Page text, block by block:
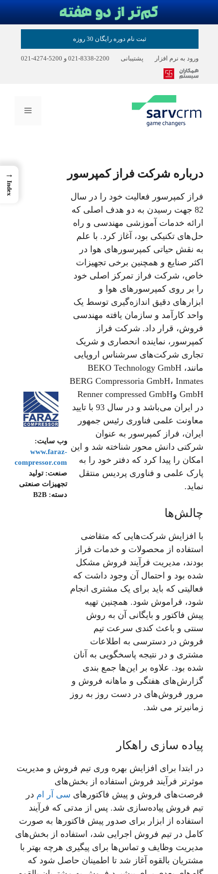
ثبت نام دوره رایگان 30 روزه
ورود به نرم افزار پشتیبانی 2200-8338-021 و 5200-4274-021
فهرست
درباره شرکت فراز کمپرسور
فراز کمپرسور فعالیت خود را در سال
82 جهت رسیدن به دو هدف اصلی که
ارائه خدمات آموزشی مهندسی و راه
حل‌های تکنیکی بود، آغاز کرد. با علم
به نقش حیاتی کمپرسورهای هوا در
اکثر صنایع و همچنین برخی تجهیزات
خاص، شرکت فراز تمرکز اصلی خود
را بر روی کمپرسورهای هوا و
ابزارهای دقیق اندازه‌گیری توسط یک
واحد کارآمد و سازمان یافته مهندسی
فروش، قرار داد. شرکت فراز
کمپرسور، نماینده انحصاری و شریک
تجاری شرکت‌های سرشناس اروپایی
مانندBEKO Technology GmbH ،
BERG Compressoria GmbH، Inmates
GmbH وRenner compressed GmbH
در ایران می‌باشد و در سال 93 با تایید
معاونت علمی فناوری رئیس جمهور
ایران، فراز کمپرسور به عنوان
شرکتی دانش محور شناخته شد و این
امکان را پیدا کرد که دفتر خود را به
پارک علمی و فناوری پردیس منتقل
نماید.
چالش‌ها
با افزایش شرکت‌هایی که متقاضی
استفاده از محصولات و خدمات فراز
بودند، مدیریت فرآیند فروش مشکل
شده بود و احتمال آن وجود داشت که
فعالیتی که باید برای یک مشتری انجام
شود، فراموش شود. همچنین تهیه
پیش فاکتور و بایگانی آن به روش
سنتی و باعث کندی سرعت تیم
فروش در دسترسی به اطلاعات
مشتری و در نتیجه پاسخگویی به آنان
شده بود. علاوه بر این‌ها جمع بندی
گزارش‌های هفتگی و ماهانه فروش و
مرور فروش‌های در دست روز به روز
زمانبر‌تر می شد.
وب سایت:
www.faraz-
compressor.com
صنعت: تولید
تجهیزات صنعتی
دسته:
پیاده سازی راهکار
در ابتدا برای افزایش بهره وری تیم فروش و مدیریت
موثرتر فرآیند فروش استفاده از بخش‌های
فرصت‌های فروش و پیش فاکتورهای سی آر ام در
تیم فروش پیاده‌سازی شد. پس از مدتی که فرآیند
استفاده از ابزار برای صدور پیش فاکتورها به صورت
کامل در تیم فروش اجرایی شد، استفاده از بخش‌های
مدیریت وظایف و تماس‌ها برای پیگیری هرچه بهتر با
مشتریان بالقوه آغاز شد تا اطمینان حاصل شود که
→
Index